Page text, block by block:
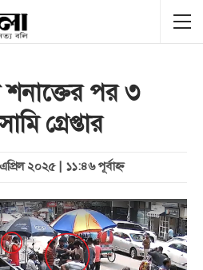
শনাক্তের পর ৩
গ্রেপ্তার
২০২৫ | ১১:৪৬ পূর্বাহ্ণ